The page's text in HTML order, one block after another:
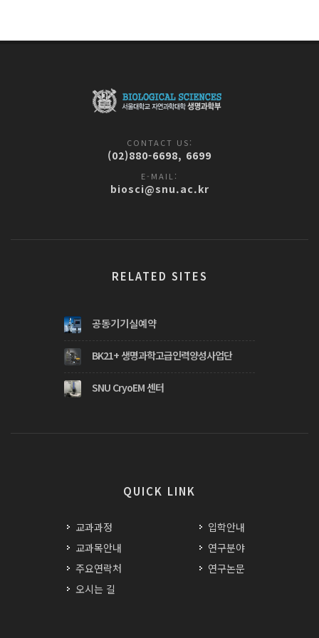
CONTACT US:
(02)880-6698, 6699
E-MAIL:
biosci@snu.ac.kr
RELATED SITES
공동기기실예약
BK21+ 생명과학고급인력양성사업단
SNU CryoEM 센터
QUICK LINK
교과과정
교과목안내
주요연락처
오시는 길
입학안내
연구분야
연구논문